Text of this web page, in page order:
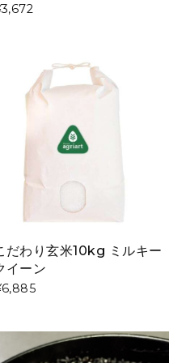
だわり玄米10kg ミルキー
イーン